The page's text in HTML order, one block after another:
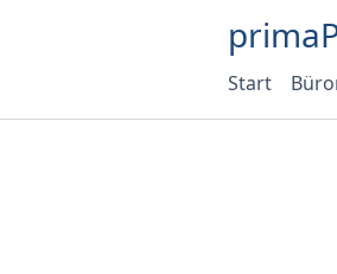
Start